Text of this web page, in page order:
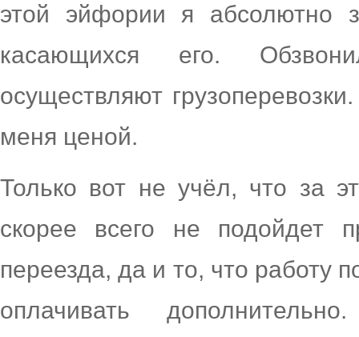
этой эйфории я абсолютно
касающихся его.
осуществляют
меня ценой.
Только вот не учёл, что за
скорее всего не подойдет
переезда, да и то, что работу
оплачивать